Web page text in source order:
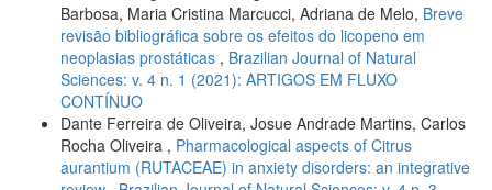
Barbosa, Maria Cristina Marcucci, Adriana de Melo, Breve
revisão bibliográfica sobre os efeitos do licopeno em
neoplasias prostáticas , Brazilian Journal of Natural
Sciences: v. 4 n. 1 (2021): ARTIGOS EM FLUXO
CONTÍNUO
Dante Ferreira de Oliveira, Josue Andrade Martins, Carlos
Rocha Oliveira , Pharmacological aspects of Citrus
aurantium (RUTACEAE) in anxiety disorders: an integrative